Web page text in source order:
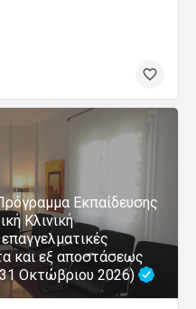
Εκπαίδευσης
Κλινική
και εξ αποστάσεως
Οκτώβριου 2026)